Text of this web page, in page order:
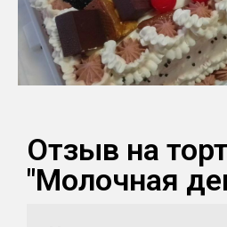
Отзыв на торт
"Молочная